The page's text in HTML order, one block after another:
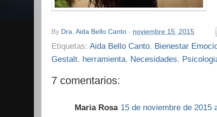
By Dra. Aida Bello Canto - noviembre 15, 2015
Etiquetas: Aida Bello Canto, Bienestar
Gestalt, herramienta, Necesidades,
7 comentarios:
Maria Rosa 15 de noviembre de 2015